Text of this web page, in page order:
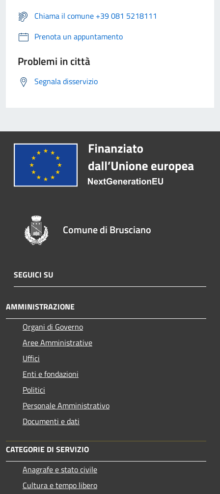
Chiama il comune +39 081 5218111
Prenota un appuntamento
Problemi in città
Segnala disservizio
Comune di Brusciano
SEGUICI SU
AMMINISTRAZIONE
Organi di Governo
Aree Amministrative
Uffici
Enti e fondazioni
Politici
Personale Amministrativo
Documenti e dati
CATEGORIE DI SERVIZIO
Anagrafe e stato civile
Cultura e tempo libero